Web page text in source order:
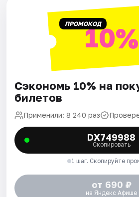
ПРОМОКОД10%
Сэкономь 10% на
билетов
Применили: 8 240 раз
DX749988
Скопировать
1 шаг. Скопируйте
от 690 ₽
на Яндекс Афише